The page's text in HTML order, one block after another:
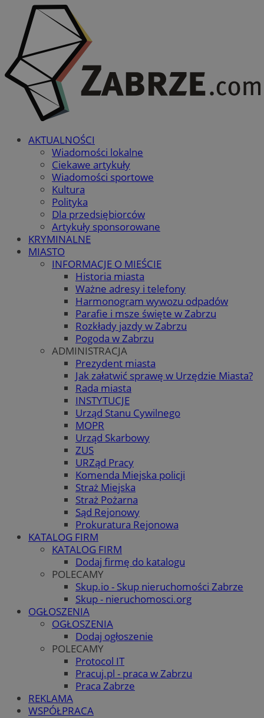
AKTUALNOŚCI
Wiadomości lokalne
Ciekawe artykuły
Wiadomości sportowe
Kultura
Polityka
Dla przedsiębiorców
Artykuły sponsorowane
KRYMINALNE
MIASTO
INFORMACJE O MIEŚCIE
Historia miasta
Ważne adresy i telefony
Harmonogram wywozu odpadów
Parafie i msze święte w Zabrzu
Rozkłady jazdy w Zabrzu
Pogoda w Zabrzu
ADMINISTRACJA
Prezydent miasta
Jak załatwić sprawę w Urzędzie Miasta?
Rada miasta
INSTYTUCJE
Urząd Stanu Cywilnego
MOPR
Urząd Skarbowy
ZUS
URZąd Pracy
Komenda Miejska policji
Straż Miejska
Straż Pożarna
Sąd Rejonowy
Prokuratura Rejonowa
KATALOG FIRM
KATALOG FIRM
Dodaj firmę do katalogu
POLECAMY
Skup.io - Skup nieruchomości Zabrze
Skup - nieruchomosci.org
OGŁOSZENIA
OGŁOSZENIA
Dodaj ogłoszenie
POLECAMY
Protocol IT
Pracuj.pl - praca w Zabrzu
Praca Zabrze
REKLAMA
WSPÓŁPRACA